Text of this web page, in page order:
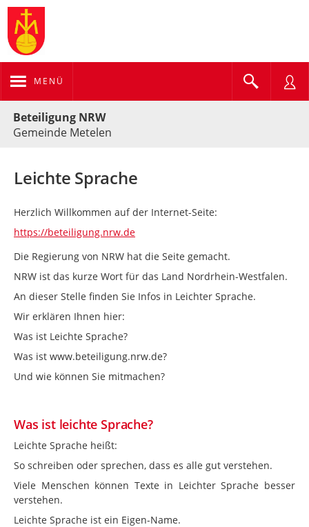
MENÜ
Beteiligung NRW
Gemeinde Metelen
Leichte Sprache
Herzlich Willkommen auf der Internet-Seite:
https://beteiligung.nrw.de
Die Regierung von NRW hat die Seite gemacht.
NRW ist das kurze Wort für das Land Nordrhein-Westfalen.
An dieser Stelle finden Sie Infos in Leichter Sprache.
Wir erklären Ihnen hier:
Was ist Leichte Sprache?
Was ist www.beteiligung.nrw.de?
Und wie können Sie mitmachen?
Was ist leichte Sprache?
Leichte Sprache heißt:
So schreiben oder sprechen, dass es alle gut verstehen.
Viele Menschen können Texte in Leichter Sprache besser
verstehen.
Leichte Sprache ist ein Eigen-Name.